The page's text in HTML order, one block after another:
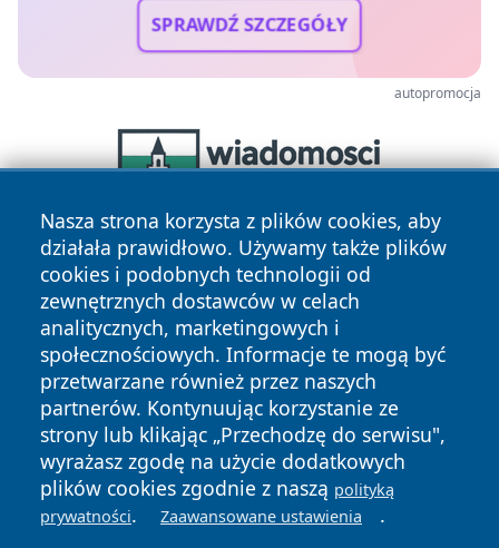
SPRAWDŹ SZCZEGÓŁY
autopromocja
Nasza strona korzysta z plików cookies, aby
działała prawidłowo. Używamy także plików
cookies i podobnych technologii od
zewnętrznych dostawców w celach
analitycznych, marketingowych i
społecznościowych. Informacje te mogą być
przetwarzane również przez naszych
partnerów. Kontynuując korzystanie ze
strony lub klikając „Przechodzę do serwisu",
wyrażasz zgodę na użycie dodatkowych
plików cookies zgodnie z naszą polityką
prywatności. Zaawansowane ustawienia .
Copyright © 2026 zawiercieonline.pl Wszystkie prawa
zastrzeżone.
News Autorzy
Polityka
Prywatności
Polityka
Cookies